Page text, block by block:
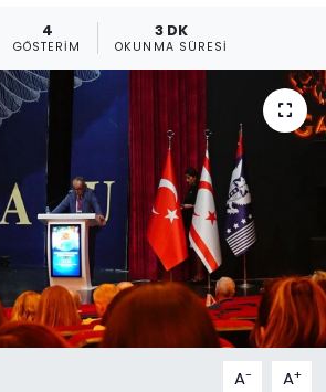
4
GÖSTERIM
3 DK
OKUNMA SÜRESI
A- A+
SEÇİM 2018